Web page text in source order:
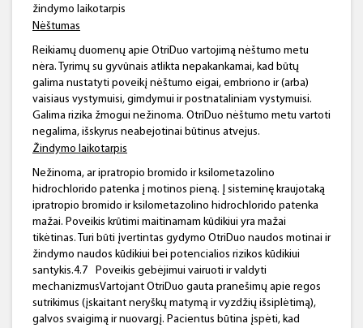
žindymo laikotarpis
Nėštumas
Reikiamų duomenų apie OtriDuo vartojimą nėštumo metu
nėra. Tyrimų su gyvūnais atlikta nepakankamai, kad būtų
galima nustatyti poveikį nėštumo eigai, embriono ir (arba)
vaisiaus vystymuisi, gimdymui ir postnataliniam vystymuisi.
Galima rizika žmogui nežinoma. OtriDuo nėštumo metu vartoti
negalima, išskyrus neabejotinai būtinus atvejus.
Žindymo laikotarpis
Nežinoma, ar ipratropio bromido ir ksilometazolino
hidrochlorido patenka į motinos pieną. Į sisteminę kraujotaką
ipratropio bromido ir ksilometazolino hidrochlorido patenka
mažai. Poveikis krūtimi maitinamam kūdikiui yra mažai
tikėtinas. Turi būti įvertintas gydymo OtriDuo naudos motinai ir
žindymo naudos kūdikiui bei potencialios rizikos kūdikiui
santykis.4.7
Poveikis gebėjimui vairuoti ir valdyti
mechanizmusVartojant OtriDuo gauta pranešimų apie regos
sutrikimus (įskaitant neryškų matymą ir vyzdžių išsiplėtimą),
galvos svaigimą ir nuovargį. Pacientus būtina įspėti, kad